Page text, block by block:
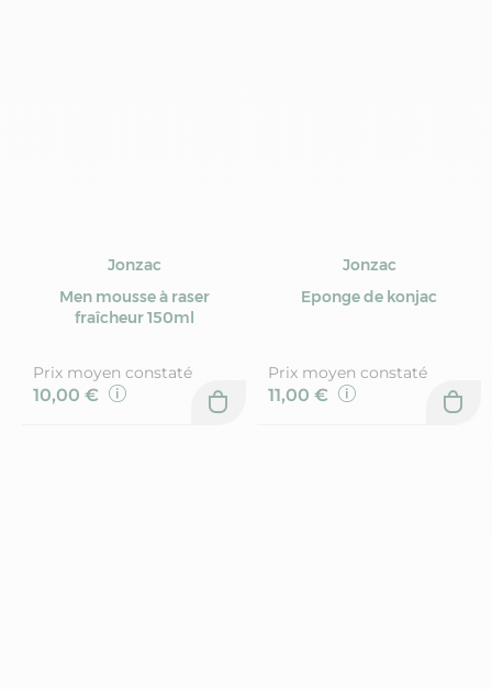
Jonzac
Men mousse à raser
fraîcheur 150ml
Prix moyen constaté
10,00 €
Jonzac
Eponge de konjac
Prix moyen constaté
11,00 €